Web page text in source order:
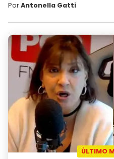
PorAntonella Gatti
ÚLTIMO